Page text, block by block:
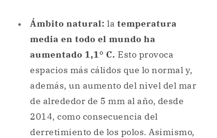
Ámbito natural: la temperatura
media en todo el mundo ha
aumentado 1,1° C. Esto provoca
espacios más cálidos que lo normal y,
además, un aumento del nivel del mar
de alrededor de 5 mm al año, desde
2014, como consecuencia del
derretimiento de los polos. Asimismo,